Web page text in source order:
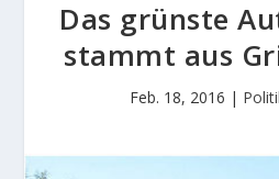
Das grünste
stammt aus
Feb. 18, 2016 |